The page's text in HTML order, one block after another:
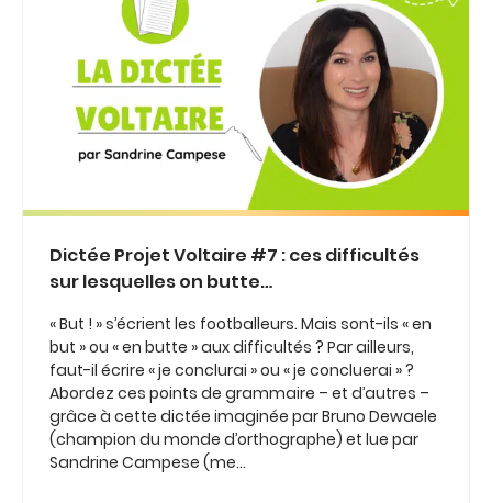
Dictée Projet Voltaire #7 : ces difficultés
sur lesquelles on butte…
« But ! » s’écrient les footballeurs. Mais sont-ils « en
but » ou « en butte » aux difficultés ? Par ailleurs,
faut-il écrire « je conclurai » ou « je concluerai » ?
Abordez ces points de grammaire – et d’autres –
grâce à cette dictée imaginée par Bruno Dewaele
(champion du monde d’orthographe) et lue par
Sandrine Campese (me...